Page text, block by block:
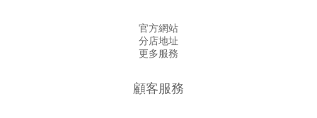
官方網站
分店地址
更多服務
顧客服務